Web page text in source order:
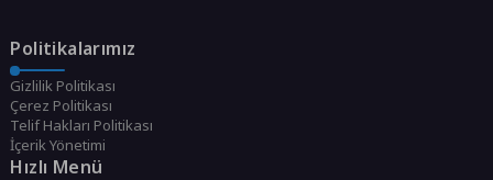
Politikalarımız
Gizlilik Politikası
Çerez Politikası
Telif Hakları Politikası
İçerik Yönetimi
Hızlı Menü